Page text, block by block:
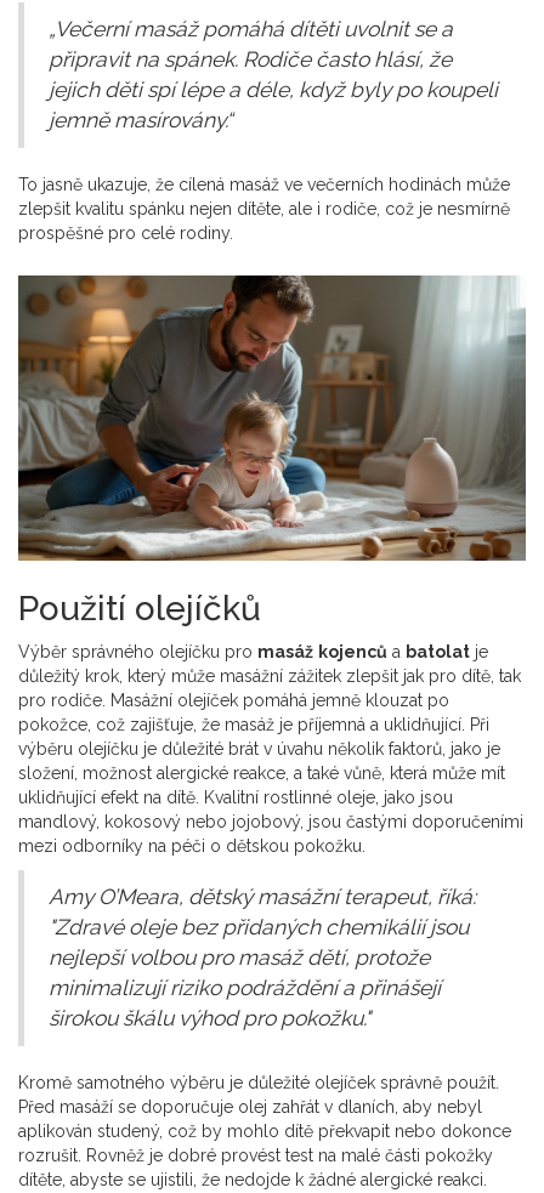
„Večerní masáž pomáhá dítěti uvolnit se a
připravit na spánek. Rodiče často hlásí, že
jejich děti spí lépe a déle, když byly po koupeli
jemně masírovány.“
To jasně ukazuje, že cílená masáž ve večerních hodinách může
zlepšit kvalitu spánku nejen dítěte, ale i rodiče, což je nesmírně
prospěšné pro celé rodiny.
Použití olejíčků
Výběr správného olejíčku pro masáž kojenců a batolat je
důležitý krok, který může masážní zážitek zlepšit jak pro dítě, tak
pro rodiče. Masážní olejíček pomáhá jemně klouzat po
pokožce, což zajišťuje, že masáž je příjemná a uklidňující. Při
výběru olejíčku je důležité brát v úvahu několik faktorů, jako je
složení, možnost alergické reakce, a také vůně, která může mít
uklidňující efekt na dítě. Kvalitní rostlinné oleje, jako jsou
mandlový, kokosový nebo jojobový, jsou častými doporučeními
mezi odborníky na péči o dětskou pokožku.
Amy O’Meara, dětský masážní terapeut, říká:
"Zdravé oleje bez přidaných chemikálií jsou
nejlepší volbou pro masáž dětí, protože
minimalizují riziko podráždění a přinášejí
širokou škálu výhod pro pokožku."
Kromě samotného výběru je důležité olejíček správně použít.
Před masáží se doporučuje olej zahřát v dlaních, aby nebyl
aplikován studený, což by mohlo dítě překvapit nebo dokonce
rozrušit. Rovněž je dobré provést test na malé části pokožky
dítěte, abyste se ujistili, že nedojde k žádné alergické reakci.